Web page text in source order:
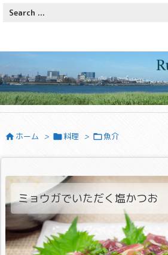
 ホーム > 料理 > 魚介
ミョウガでいただく塩かつお